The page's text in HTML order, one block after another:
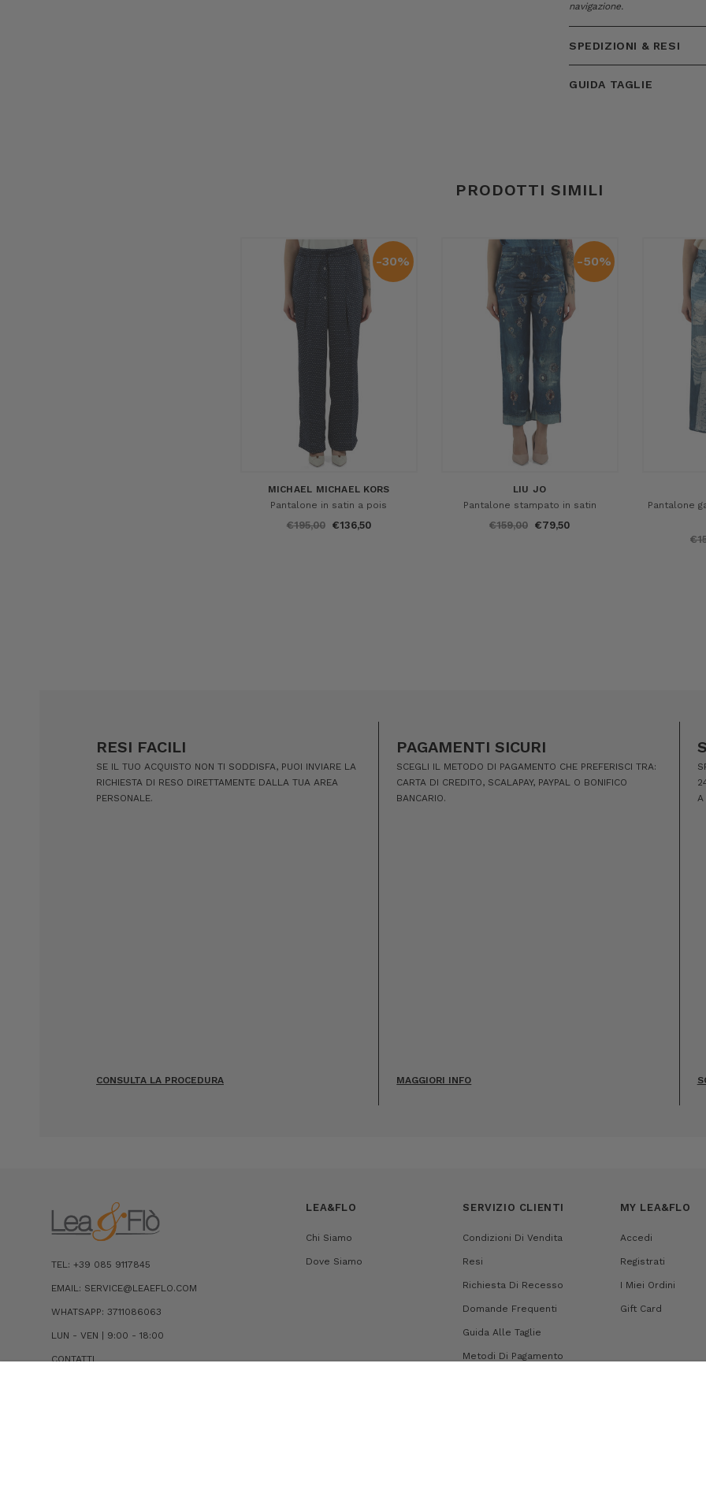
navigazione.
SPEDIZIONI & RESI
GUIDA TAGLIE
PRODOTTI SIMILI
-30%
MICHAEL MICHAEL KORS
Pantalone in satin a pois
€195,00 €136,50
-50%
LIU JO
Pantalone stampato in satin
€159,00 €79,50
Pantalone
RESI FACILI
SE IL TUO ACQUISTO NON TI SODDISFA, PUOI INVIARE LA
RICHIESTA DI RESO DIRETTAMENTE DALLA TUA AREA
PERSONALE.
CONSULTA LA PROCEDURA
PAGAMENTI SICURI
SCEGLI IL METODO DI PAGAMENTO CHE PREFERISCI TRA:
CARTA DI CREDITO, SCALAPAY, PAYPAL O BONIFICO
BANCARIO.
MAGGIORI INFO
A
TEL: +39 085 9117845
EMAIL: SERVICE@LEAEFLO.COM
WHATSAPP: 3711086063
LUN - VEN | 9:00 - 18:00
CONTATTI
LEA&FLO
Chi Siamo
Dove Siamo
SERVIZIO CLIENTI
Condizioni Di Vendita
Resi
Richiesta Di Recesso
Domande Frequenti
Guida Alle Taglie
Metodi Di Pagamento
MY LEA&FLO
Accedi
Registrati
I Miei Ordini
Gift Card